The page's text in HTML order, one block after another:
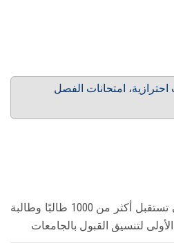
امتحانات الفصل
معامل التنسيق الإلكتروني تستقبل أكثر من 1000 طالبًا وطالبة
لتنسيق القبول بالجامعات